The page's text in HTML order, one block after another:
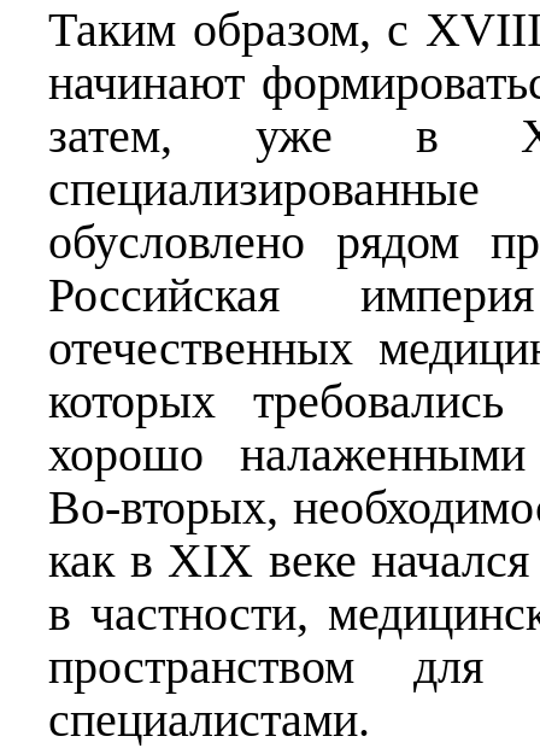
Таким образом, с
начинают
затем, уже в
обусловлено рядом
Российская
отечественных
которых
хорошо налаженными
Во-вторых,
как в XIX веке
в частности,
пространством
специалистами.